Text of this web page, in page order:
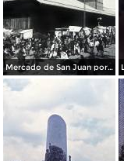
Mercado de San Juan por el fotografo Felix Miret